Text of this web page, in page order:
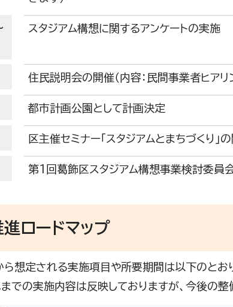
スタジアム構想に関するアンケートの実施
住民説明会の開催（内容：民間事業者ヒア
都市計画公園として計画決定
区主催セミナー「スタジアムとまちづくり」
第1回葛飾区スタジアム構想事業検討委員
ロードマップ
想定される実施項目や所要期間は以下のとお
での実施内容は反映しておりますが、今後の整